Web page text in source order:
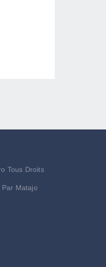
Tous Droits
Par Matajo